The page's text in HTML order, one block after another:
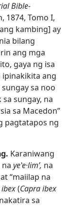
Bible-
1874, Tomo I,
kambing] ay
bilang
ang mga
gaya ng isa
ipinakikita ang
sa noo
sungay, na
sa Macedon”
pagtatapos ng
Karaniwang
yeʽe·limʹ, na
“maiilap na
(Capra ibex
sa